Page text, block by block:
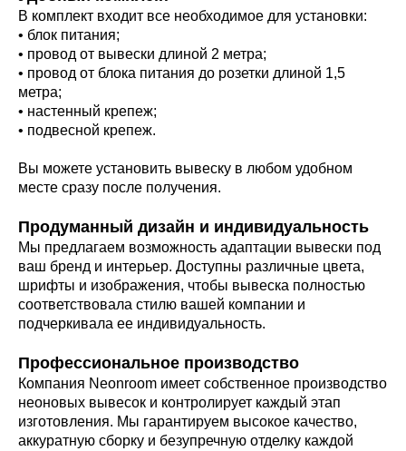
В комплект входит все необходимое для установки:
• блок питания;
• провод от вывески длиной 2 метра;
• провод от блока питания до розетки длиной 1,5
метра;
• настенный крепеж;
• подвесной крепеж.
Вы можете установить вывеску в любом удобном
месте сразу после получения.
Продуманный дизайн и индивидуальность
Мы предлагаем возможность адаптации вывески под
ваш бренд и интерьер. Доступны различные цвета,
шрифты и изображения, чтобы вывеска полностью
соответствовала стилю вашей компании и
подчеркивала ее индивидуальность.
Профессиональное производство
Компания Neonroom имеет собственное производство
неоновых вывесок и контролирует каждый этап
изготовления. Мы гарантируем высокое качество,
аккуратную сборку и безупречную отделку каждой